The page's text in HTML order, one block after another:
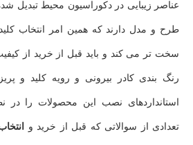
عناصر زیبایی در دکوراسیون محیط تبدیل
طرح و مدل دارند که همین امر انتخاب
سخت تر می کند و باید قبل از خرید از
رنگ بندی کادر بیرونی و رویه کلید و
استانداردهای نصب این محصولات را در
تعدادی از سوالاتی که قبل از خرید و